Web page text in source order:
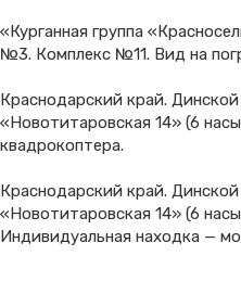
«Курганная группа
№3. Комплекс №11. Вид на
Краснодарский край. Динской
«Новотитаровская 14» (6
квадрокоптера.
Краснодарский край. Динской
«Новотитаровская 14» (6
Индивидуальная находка —